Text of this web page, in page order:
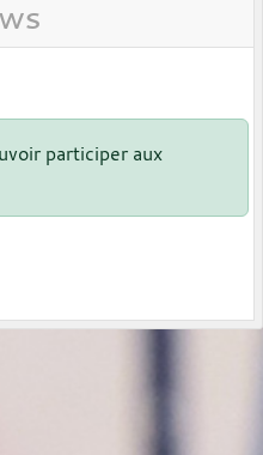
participer aux